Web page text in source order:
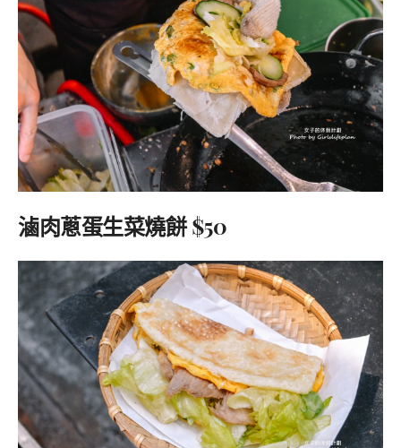
滷肉蔥蛋生菜燒餅 $50